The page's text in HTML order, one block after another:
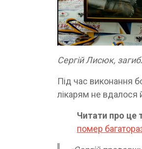
Сергій Лисюк,
Під час виконання
лікарям не вдалося
Читати про це
помер